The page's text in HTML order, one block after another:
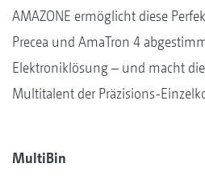
AMAZONE ermöglicht diese
Precea und AmaTron 4
Elektroniklösung – und macht
Multitalent der Präzisions-
MultiBin